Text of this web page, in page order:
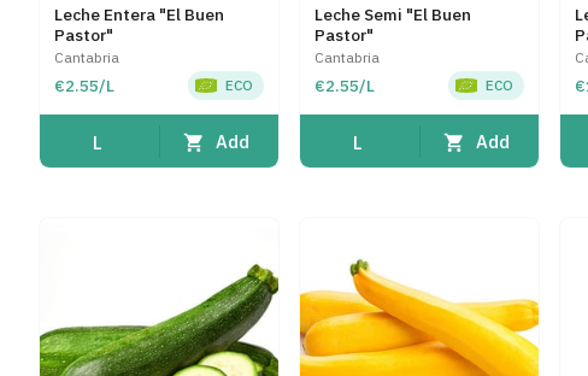
Leche Entera "El Buen
Pastor"
Cantabria
€2.55/L ECO
L Add
Leche Semi "El Buen
Pastor"
Cantabria
€2.55/L ECO
L Add